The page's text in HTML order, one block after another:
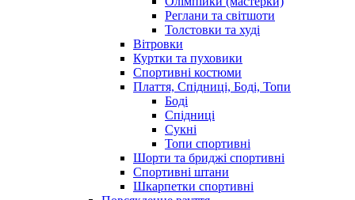
Реглани та світшоти
Толстовки та худі
Вітровки
Куртки та пуховики
Спортивні костюми
Плаття, Спідниці, Боді, Топи
Боді
Спідниці
Сукні
Топи спортивні
Шорти та бриджі спортивні
Спортивні штани
Шкарпетки спортивні